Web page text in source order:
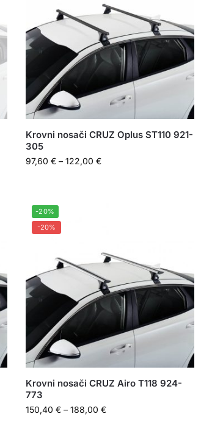
Krovni nosači CRUZ Oplus ST110 921-
305
97,60 € – 122,00 €
-20%
-20%
Krovni nosači CRUZ Airo T118 924-
773
150,40 € – 188,00 €